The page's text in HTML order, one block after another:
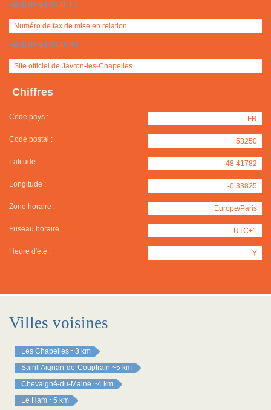
+(33) 02 43 03 40 67
Numéro de fax de mise en relation
+(33) 02 43 03 43 43
Site officiel de Javron-les-Chapelles
Chiffres
Code pays : FR
Code postal : 53250
Latitude : 48.41782
Longitude : -0.33825
Zone horaire : Europe/Paris
Fuseau horaire : UTC+1
Heure d'été : Y
Villes voisines
Les Chapelles ~3 km
Saint-Aignan-de-Couptrain ~5 km
Chevaigné-du-Maine ~4 km
Le Ham ~5 km